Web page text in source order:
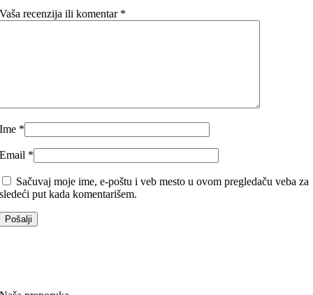
Vaša recenzija ili komentar *
Ime *
Email *
Sačuvaj moje ime, e-poštu i veb mesto u ovom pregledaču veba za
sledeći put kada komentarišem.